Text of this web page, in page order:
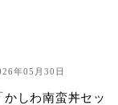
年05月30日
しわ南蛮丼セッ